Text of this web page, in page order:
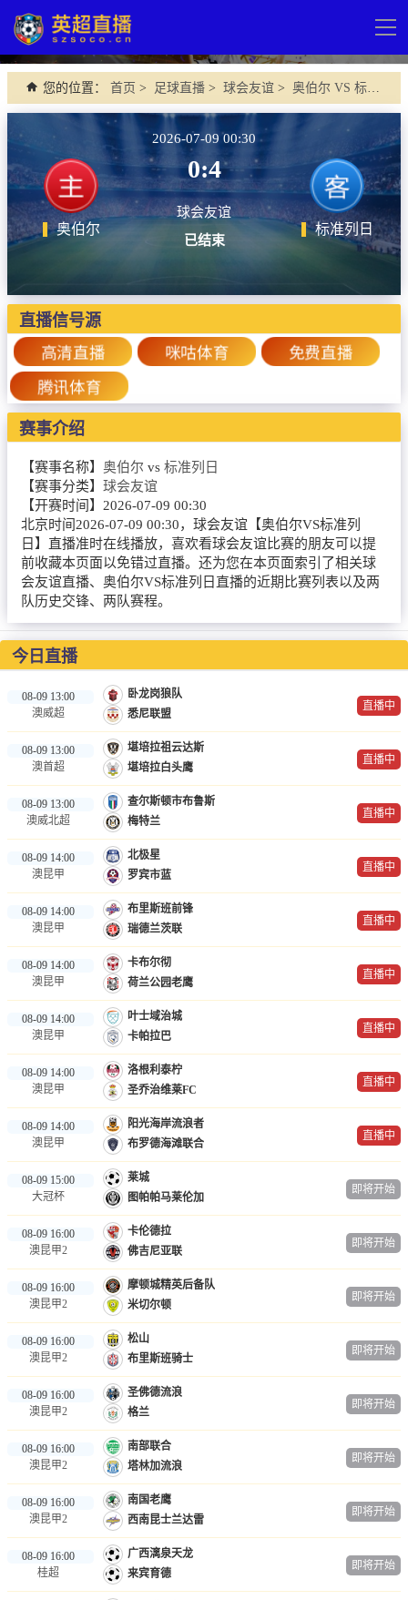
导
网站首页
足球直播
德甲
西甲
意甲
欧冠杯
中超
篮球直播
NBA
CBA
英超录像
英超资讯
体育词条
您的位置： 首页 > 足球直播 > 球会友谊 > 奥伯尔 VS 标准列日
奥伯尔
2026-07-09 00:30
0:4
球会友谊
已结束
标准列日
直播信号源
高清直播 咪咕体育 免费直播
腾讯体育
赛事介绍
【赛事名称】 奥伯尔 vs 标准列日
【赛事分类】 球会友谊
【开赛时间】 2026-07-09 00:30
北京时间2026-07-09 00:30，球会友谊【奥伯尔VS标准列
日】直播准时在线播放，喜欢看球会友谊比赛的朋友可以提
前收藏本页面以免错过直播。还为您在本页面索引了相关球
会友谊直播、奥伯尔VS标准列日直播的近期比赛列表以及两
队历史交锋、两队赛程。
今日直播
08-09 13:00
澳威超
卧龙岗狼队
悉尼联盟
直播中
08-09 13:00
澳首超
堪培拉祖云达斯
堪培拉白头鹰
直播中
08-09 13:00
澳威北超
查尔斯顿市布鲁斯
梅特兰
直播中
08-09 14:00
澳昆甲
北极星
罗宾市蓝
直播中
08-09 14:00
澳昆甲
布里斯班前锋
瑞德兰茨联
直播中
08-09 14:00
澳昆甲
卡布尔彻
荷兰公园老鹰
直播中
08-09 14:00
澳昆甲
叶士域治城
卡帕拉巴
直播中
08-09 14:00
澳昆甲
洛根利泰柠
圣乔治维莱FC
直播中
08-09 14:00
澳昆甲
阳光海岸流浪者
布罗德海滩联合
直播中
08-09 15:00
大冠杯
莱城
图帕帕马莱伦加
即将开始
08-09 16:00
澳昆甲2
卡伦德拉
佛吉尼亚联
即将开始
08-09 16:00
澳昆甲2
摩顿城精英后备队
米切尔顿
即将开始
08-09 16:00
澳昆甲2
松山
布里斯班骑士
即将开始
08-09 16:00
澳昆甲2
圣佛德流浪
格兰
即将开始
08-09 16:00
澳昆甲2
南部联合
塔林加流浪
即将开始
08-09 16:00
澳昆甲2
南国老鹰
西南昆士兰达雷
即将开始
08-09 16:00
桂超
广西漓泉天龙
来宾育德
即将开始